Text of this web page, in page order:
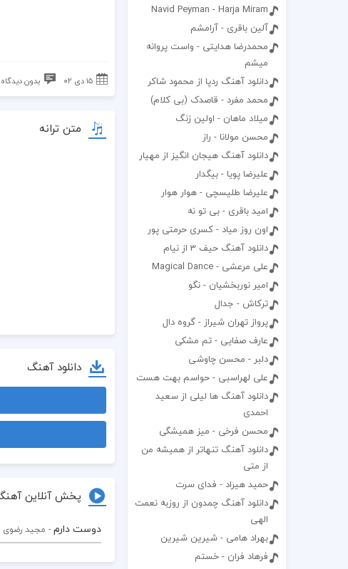
Navid Peyman - Harja Miram
آلین باقری - آرامشم
محمدرضا هدایتی - واست پروانه
میشم
دانلود آهنگ ردپا از محمود شاکر
محمد مفرد - قاصدک (بی کلام)
میلاد ماهان - اولین زنگ
محسن مولانا - راز
دانلود آهنگ هیجان انگیز از مهیار
علیرضا پویا - بیگدار
علیرضا طلیسچی - هوار هوار
امید باقری - بی تو نه
اون روز میاد - کسری حرمتی پور
دانلود آهنگ حیف 3 از نیام
علی مرعشی - Magical Dance
امیر نوربخشیان - نگو
ترکاش - جدال
پرواز تهران شیراز - گروه دال
عارف صفایی - تم مشکی
دلبر - محسن چاوشی
علی لهراسبی - حواسم بهت هست
دانلود آهنگ ها لیلی از سعید
احمدی
محسن فرخی - میز همیشگی
دانلود آهنگ تنهاتر از همیشه من
از متی
حمید هیراد - فدای سرت
دانلود آهنگ چمدون از روزبه نعمت
الهی
بهراد هامی - شیرین شیرین
فرهاد فران - خستم
۱۵ دی ۰۲ بدون دیدگاه
متن ترانه
دانلود آهنگ
پخش آنلاین
دوست دارم - مجید رضوی